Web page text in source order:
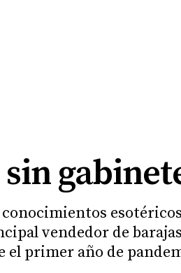
vendedor de
primer año de